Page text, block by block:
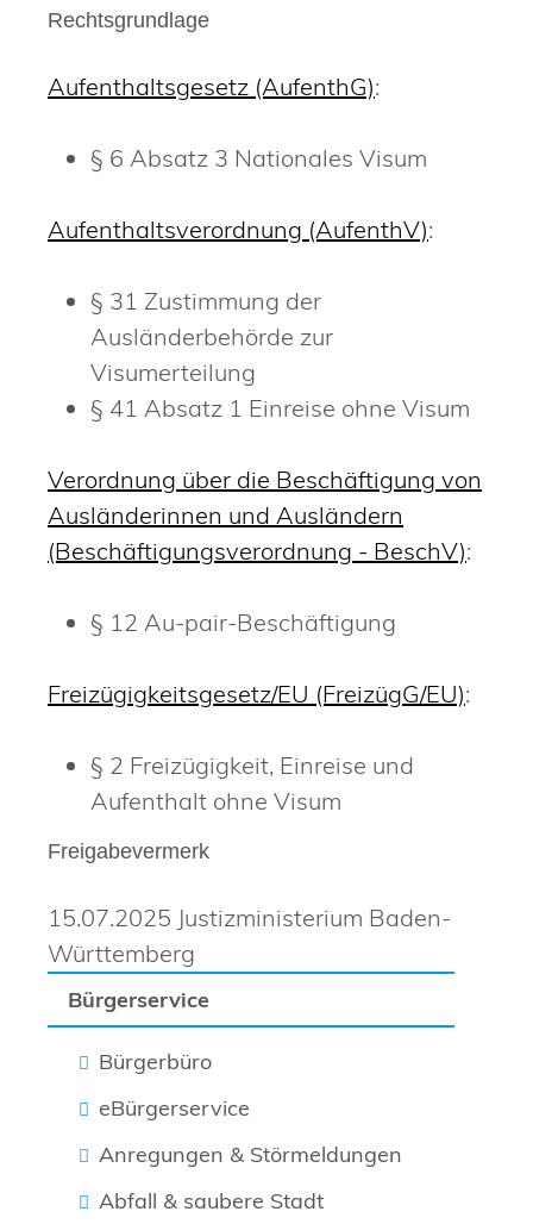
Bürgerservice
Bürgerbüro
eBürgerservice
Anregungen & Störmeldungen
Abfall & saubere Stadt
Rechtsgrundlage
Aufenthaltsgesetz (AufenthG):
§ 6 Absatz 3 Nationales Visum
Aufenthaltsverordnung (AufenthV):
§ 31 Zustimmung der
Ausländerbehörde zur
Visumerteilung
§ 41 Absatz 1 Einreise ohne Visum
Verordnung über die Beschäftigung von
Ausländerinnen und Ausländern
(Beschäftigungsverordnung - BeschV):
§ 12 Au-pair-Beschäftigung
Freizügigkeitsgesetz/EU (FreizügG/EU):
§ 2 Freizügigkeit, Einreise und
Aufenthalt ohne Visum
Freigabevermerk
15.07.2025 Justizministerium Baden-
Württemberg